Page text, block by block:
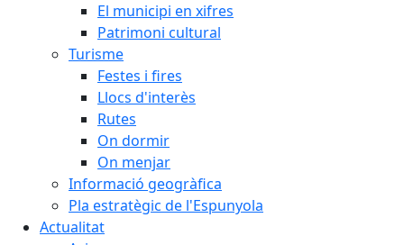
El municipi en xifres
Patrimoni cultural
Turisme
Festes i fires
Llocs d'interès
Rutes
On dormir
On menjar
Informació geogràfica
Pla estratègic de l'Espunyola
Actualitat